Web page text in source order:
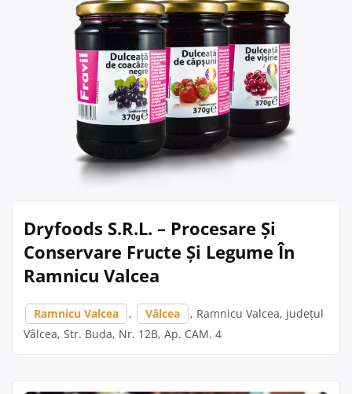
Dryfoods S.R.L. – Procesare Și
Conservare Fructe Și Legume În
Ramnicu Valcea
Ramnicu Valcea , Vâlcea
, Ramnicu Valcea, județul
Vâlcea, Str. Buda, Nr. 12B, Ap. CAM. 4